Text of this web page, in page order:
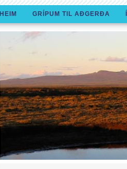
HEIM GRÍPUM TIL AÐGERÐA